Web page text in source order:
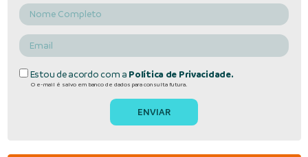
Estou de acordo com a Política de Privacidade.
O e-mail é salvo em banco de dados para consulta futura.